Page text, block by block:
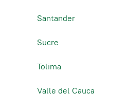
Santander
Sucre
Tolima
Valle del Cauca